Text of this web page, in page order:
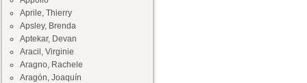
Aprile, Thierry
Apsley, Brenda
Aptekar, Devan
Aracil, Virginie
Aragno, Rachele
Aragón, Joaquín